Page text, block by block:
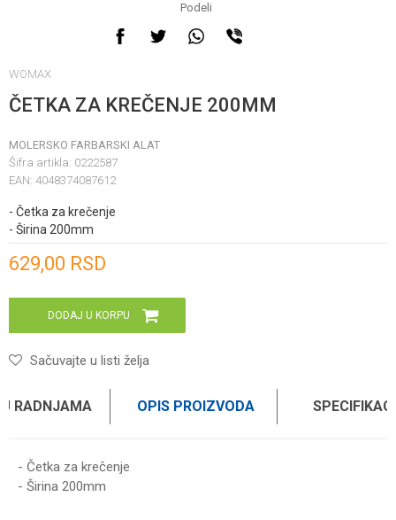
Podeli
WOMAX
ČETKA ZA KREČENJE 200MM
MOLERSKO FARBARSKI ALAT
Šifra artikla: 0222587
EAN: 4048374087612
- Četka za krečenje
- Širina 200mm
629,00 RSD
DODAJ U KORPU
Sačuvajte u listi želja
RADNJAMA OPIS PROIZVODA
- Četka za krečenje
- Širina 200mm